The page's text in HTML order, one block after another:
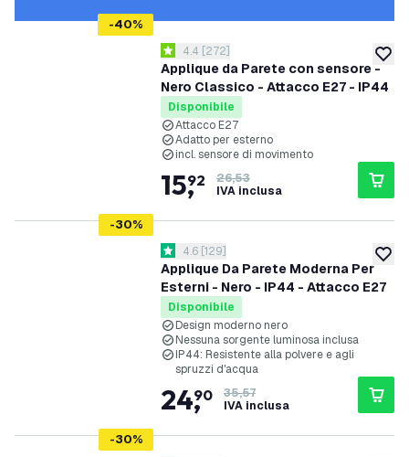
-40%
Applique da Parete con sensore -
Nero Classico - Attacco E27 - IP44
apri il cassetto delle recensioni
4.4 stelle di valutazione
4.4 [272]
Disponibile
Attacco E27
Adatto per esterno
incl. sensore di movimento
15,
92
26,53
IVA inclusa
-30%
Applique Da Parete Moderna Per
Esterni - Nero - IP44 - Attacco E27
apri il cassetto delle recensioni
4.6 stelle di valutazione
4.6 [129]
Disponibile
Design moderno nero
Nessuna sorgente luminosa inclusa
IP44: Resistente alla polvere e agli
spruzzi d'acqua
24,
90
35,57
IVA inclusa
-30%